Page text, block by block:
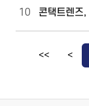
10
<< <